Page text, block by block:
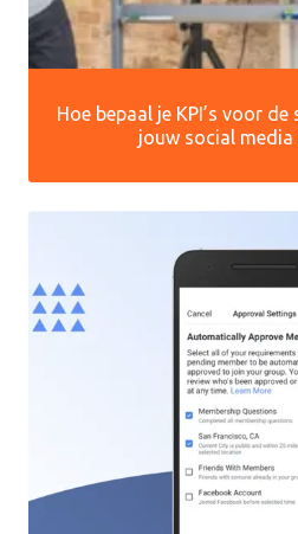
Hoe bepaal je KPI’s voor
jouw social media